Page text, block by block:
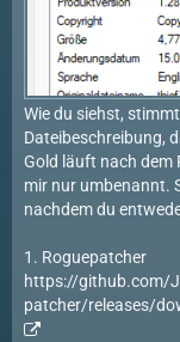
Wie du siehst,
Dateibeschreibung,
Gold läuft nach dem
mir nur umbenannt.
nachdem du
1. Roguepatcher
https://github.com/
patcher/releases/